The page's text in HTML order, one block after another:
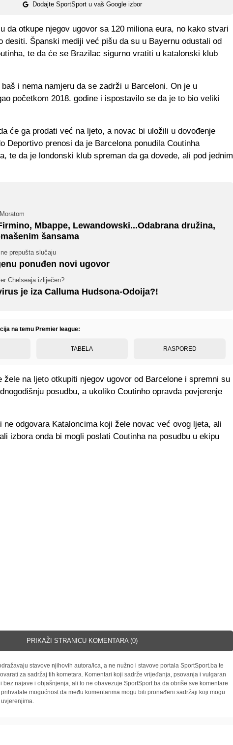
Dodajte SportSport u vaš Google izbor
da otkupe njegov ugovor sa 120 miliona eura, no kako stvari
desiti. Španski mediji već pišu da su u Bayernu odustali od
te da će se Brazilac sigurno vratiti u katalonski klub
i nema namjeru da se zadrži u Barceloni. On je u
početkom 2018. godine i ispostavilo se da je to bio veliki
će ga prodati već na ljeto, a novac bi uložili u dovođenje
Deportivo prenosi da je Barcelona ponudila Coutinha
te da je londonski klub spreman da ga dovede, ali pod jednim
Mbappe, Lewandowski...Odabrana družina,
šansama
prepušta slučaju
ponuđen novi ugovor
Chelseaja izliječen?
je iza Calluma Hudsona-Odoija?!
na temu Premier league:
TABELA RASPORED
žele na ljeto otkupiti njegov ugovor od Barcelone i spremni su
posudbu, a ukoliko Coutinho opravda povjerenje
ne odgovara Kataloncima koji žele novac već ovog ljeta, ali
izbora onda bi mogli poslati Coutinha na posudbu u ekipu
PRIKAŽI STRANICU KOMENTARA (0)
stavove njihovih autora/ica, a ne nužno i stavove portala SportSport.ba te
za sadržaj tih kometara. Komentari koji sadrže vrijeđanja, psovanja i vulgaran
bez najave i objašnjenja, ali to ne obavezuje SportSport.ba da obriše sve komentare
mogućnost da među komentarima mogu biti pronađeni sadržaji koji mogu